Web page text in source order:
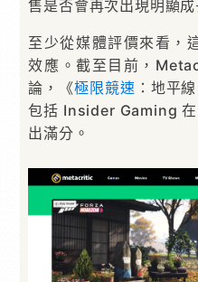
售是否會再次出現明顯
至少從媒體評價來看，
效應。截至目前，
論，《極限競速 ：地平
包括 Insider Gaming
出滿分。